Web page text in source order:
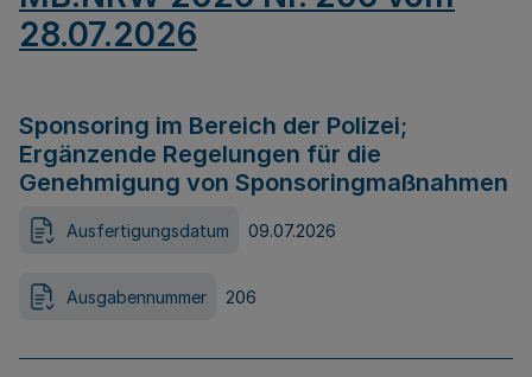
28.07.2026
Sponsoring im Bereich der Polizei;
Ergänzende Regelungen für die
Genehmigung von Sponsoringmaßnahmen
Ausfertigungsdatum 09.07.2026
Ausgabennummer 206